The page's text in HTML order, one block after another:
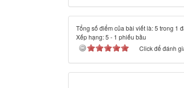
Tổng số điểm của bài viết là: 5 trong 1
Xếp hạng:5 - 1 phiếu bầu
Click để đánh